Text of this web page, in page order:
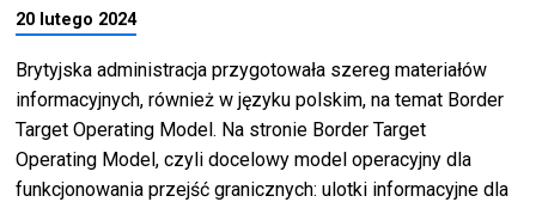
20 lutego 2024
Brytyjska administracja przygotowała szereg materiałów
informacyjnych, również w języku polskim, na temat Border
Target Operating Model. Na stronie Border Target
Operating Model, czyli docelowy model operacyjny dla
funkcjonowania przejść granicznych: ulotki informacyjne dla